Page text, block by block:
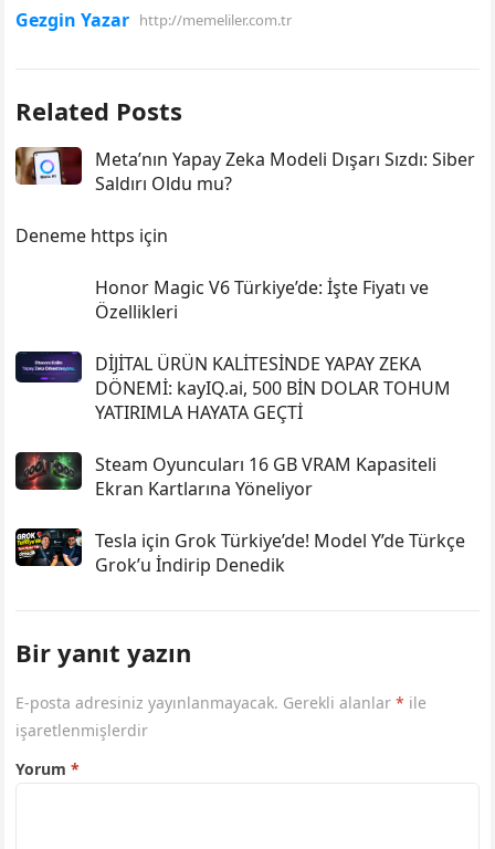
Gezgin Yazar http://memeliler.com.tr
Related Posts
Meta’nın Yapay Zeka Modeli Dışarı Sızdı: Siber
Saldırı Oldu mu?
Deneme https için
Honor Magic V6 Türkiye’de: İşte Fiyatı ve
Özellikleri
DİJİTAL ÜRÜN KALİTESİNDE YAPAY ZEKA
DÖNEMİ: kayIQ.ai, 500 BİN DOLAR TOHUM
YATIRIMLA HAYATA GEÇTİ
Steam Oyuncuları 16 GB VRAM Kapasiteli
Ekran Kartlarına Yöneliyor
Tesla için Grok Türkiye’de! Model Y’de Türkçe
Grok’u İndirip Denedik
Bir yanıt yazın
E-posta adresiniz yayınlanmayacak. Gerekli alanlar* ile
işaretlenmişlerdir
Yorum*